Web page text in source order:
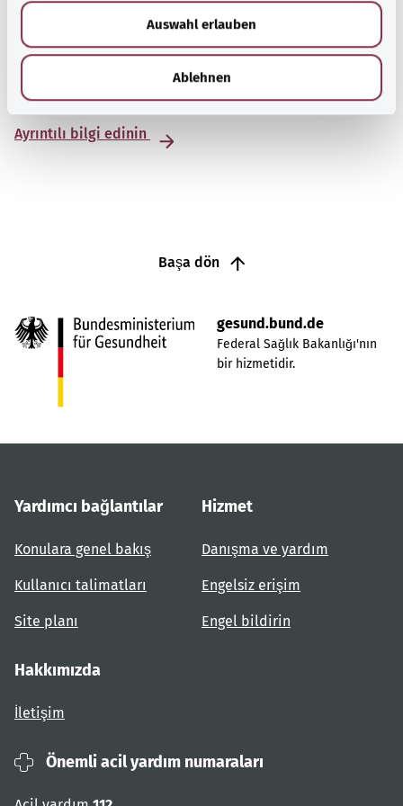
Auswahl erlauben
Ablehnen
fiziksel şikayetler)
Birçok insanda, tıbbi bir neden bulunamayan kalıcı
fiziksel rahatsızlıklar vardır. Fonksiyonel fiziksel
şikayetlerin nedenleri stres ve çatışmalar olabilir.
Ayrıntılı bilgi edinin
Başa dön
gesund.bund.de
Federal Sağlık Bakanlığı'nın
bir hizmetidir.
Yardımcı bağlantılar
Konulara genel bakış
Kullanıcı talimatları
Site planı
Hizmet
Danışma ve yardım
Engelsiz erişim
Engel bildirin
Hakkımızda
İletişim
Önemli acil yardım numaraları